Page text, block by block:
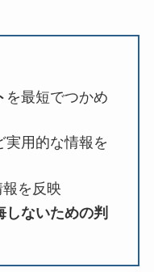
を最短でつかめ
実用的な情報を
を反映
しないための判